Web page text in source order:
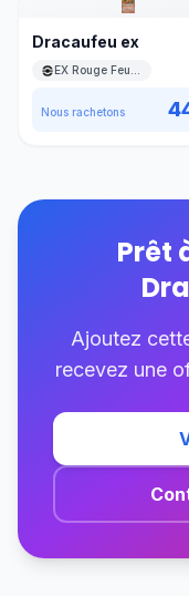
Dracaufeu ex
Nous rachetons
Prêt
Ajoutez
recevez une